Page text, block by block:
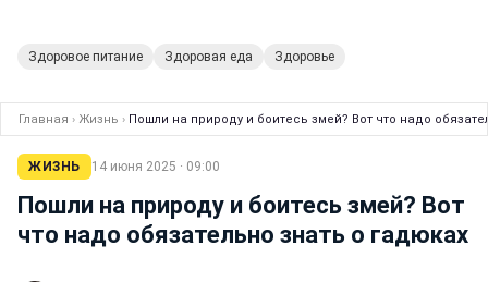
Здоровое питание Здоровая еда Здоровье
Главная › Жизнь › Пошли на природу и боитесь змей? Вот что надо
ЖИЗНЬ 14 июня 2025 · 09:00
Пошли на природу и боитесь змей? Вот
что надо обязательно знать о гадюках